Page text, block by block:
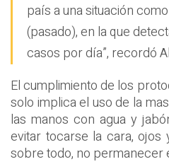
país a una situación
(pasado), en la que
casos por día”, recordó
El cumplimiento de los
solo implica el uso de la
las manos con agua y
evitar tocarse la cara,
sobre todo, no permanecer